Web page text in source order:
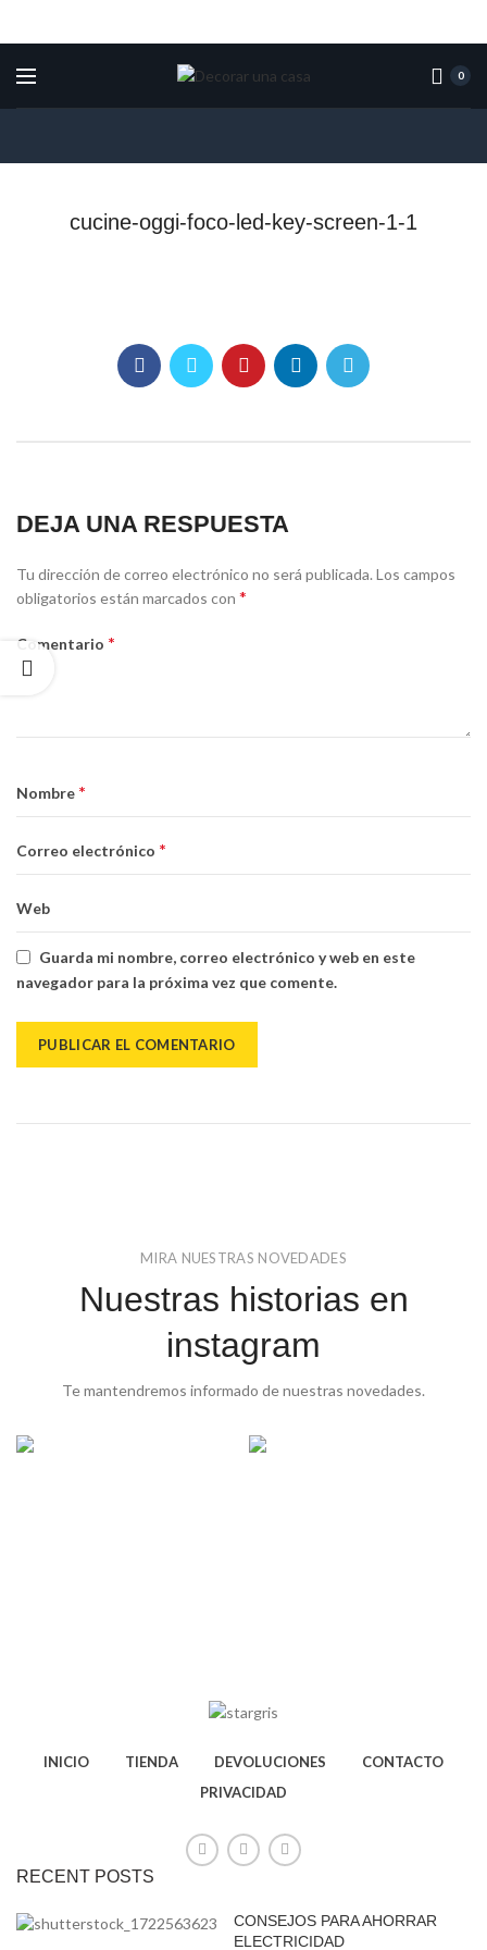
0
cucine-oggi-foco-led-key-screen-1-1
DEJA UNA RESPUESTA
Tu dirección de correo electrónico no será publicada.Los campos
obligatorios están marcados con *
Comentario *
Nombre *
Correo electrónico *
Web
Guarda mi nombre, correo electrónico y web en este
navegador para la próxima vez que comente.
MIRA NUESTRAS NOVEDADES
Nuestras historias en
instagram
Te mantendremos informado de nuestras novedades.
INICIO TIENDA DEVOLUCIONES
CONTACTO
PRIVACIDAD
RECENT POSTS
CONSEJOS PARA AHORRAR
ELECTRICIDAD